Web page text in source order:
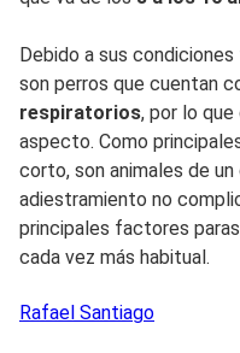
Debido a sus
son perros que cuentan
respiratorios, por lo
aspecto. Como
corto, son animales de
adiestramiento no
principales factores
cada vez más habitual.
Rafael Santiago